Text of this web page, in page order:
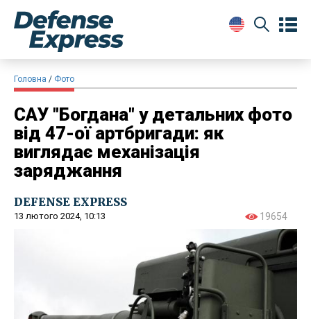
Головна Фото
САУ "Богдана" у детальних фото
від 47-ої артбригади: як
виглядає механізація
заряджання
DEFENSE EXPRESS
13 лютого 2024, 10:13 19654